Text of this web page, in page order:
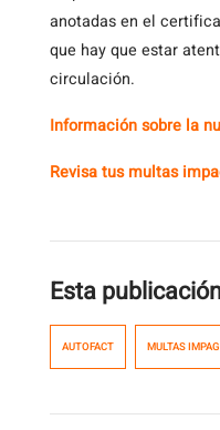
anotadas en el
que hay que estar
circulación.
Información sobre la
Revisa tus multas
Esta
AUTOFACT MULTAS